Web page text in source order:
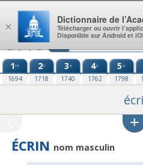
Aller au contenu
1re
1694
2e
1718
3e
1740
4e
1762
5e
1798
ÉCRIN nom masculin
×
Dictionnaire de
Télécharger ou ouvrir
Disponible sur Android et